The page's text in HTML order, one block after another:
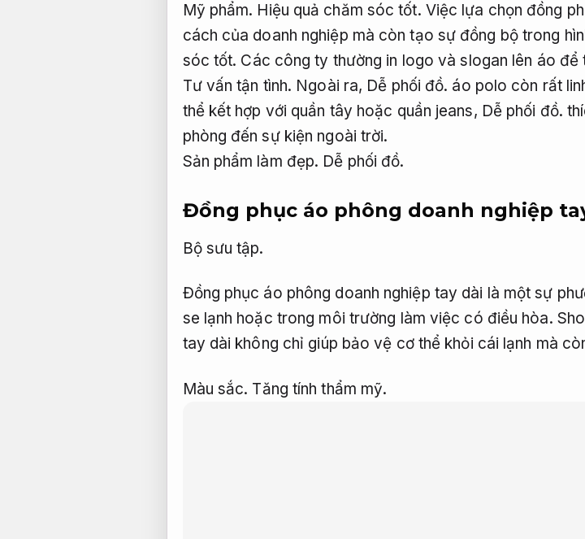
Mỹ phẩm. Hiệu quả chăm sóc tốt. Việc lựa chọn đồng
cách của doanh nghiệp mà còn tạo sự đồng bộ trong
sóc tốt. Các công ty thường in logo và slogan lên áo để
Tư vấn tận tình. Ngoài ra, Dễ phối đồ. áo polo còn rất
thể kết hợp với quần tây hoặc quần jeans, Dễ phối đồ.
phòng đến sự kiện ngoài trời.
Sản phẩm làm đẹp. Dễ phối đồ.
Đồng phục áo phông doanh nghiệp
Bộ sưu tập.
Đồng phục áo phông doanh nghiệp tay dài là một sự
se lạnh hoặc trong môi trường làm việc có điều hòa.
tay dài không chỉ giúp bảo vệ cơ thể khỏi cái lạnh mà
Màu sắc. Tăng tính thẩm mỹ.